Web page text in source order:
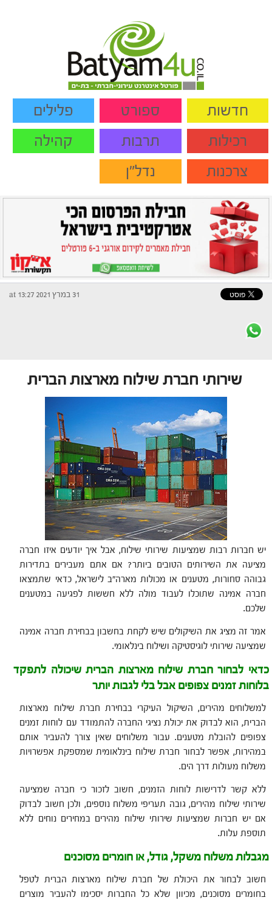
חדשות ספורט
פלילים
רכילות
תרבות
קהילה
צרכנות
נדל"ן
31 במרץ 2021 at 13:27
שירותי חברת שילוח מארצות הברית
יש חברות רבות שמציעות שירותי שילוח, אבל איך יודעים איזו חברה
מציעה את השירותים הטובים ביותר? אם אתם מעבירים בתדירות
גבוהה סחורות, מטענים או מכולות מארה"ב לישראל, כדאי שתמצאו
חברה אמינה שתוכלו לעבוד מולה ללא חששות לפגיעה במטענים
שלכם.
אמר זה מציג את השיקולים שיש לקחת בחשבון בבחירת חברה אמינה
שמציעה שירותי לוגיסטיקה ושילוח בינלאומי.
כדאי לבחור חברת שילוח מארצות הברית שיכולה לתפקד
בלוחות זמנים צפופים אבל בלי לגבות יותר
למשלוחים מהירים, השיקול העיקרי בבחירת חברת שילוח מארצות
הברית, הוא לבדוק את יכולת נציגי החברה להתמודד עם לוחות זמנים
צפופים להובלת מטענים. עבור משלוחים שאין צורך להעביר אותם
במהירות, אפשר לבחור חברת שילוח בינלאומית שמספקת אפשרויות
משלוח מעולות דרך הים.
ללא קשר לדרישות לוחות הזמנים, חשוב לזכור כי חברה שמציעה
שירותי שילוח מהירים, גובה תעריפי משלוח נוספים, ולכן חשוב לבדוק
אם יש חברות שמציעות שירותי שילוח מהירים במחירים נוחים ללא
תוספת עלות.
מגבלות משלוח משקל, גודל, או חומרים מסוכנים
חשוב לבחור את היכולת של חברת שילוח מארצות הברית לטפל
בחומרים מסוכנים, מכיוון שלא כל החברות יסכימו להעביר מוצרים